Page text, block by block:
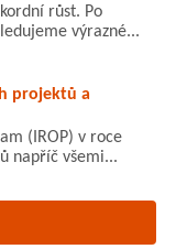
růst. Po
výrazné...
projektů a
(IROP) v roce
napříč všemi...